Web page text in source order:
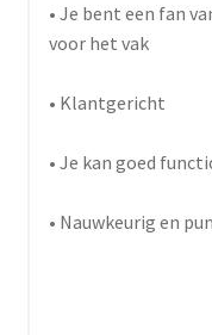
• Je bent een fan
voor het vak
• Klantgericht
• Je kan goed
• Nauwkeurig en